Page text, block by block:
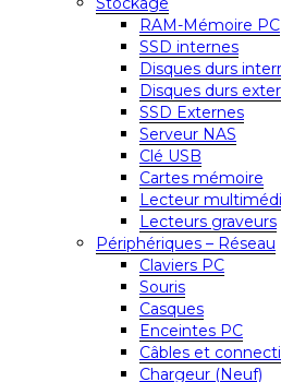
RAM-Mémoire PC
SSD internes
Disques durs
Disques durs
SSD Externes
Serveur NAS
Clé USB
Cartes mémoire
Lecteur
Lecteurs graveurs
Périphériques – Réseau
Claviers PC
Souris
Casques
Enceintes PC
Câbles et
Chargeur (Neuf)